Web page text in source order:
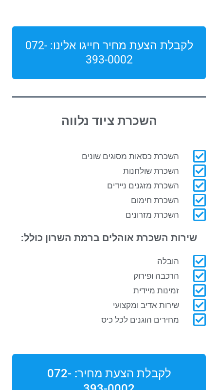
לקבלת הצעת מחיר חייגו אלינו: 072-
393-0002
השכרת ציוד נלווה
השכרת כסאות מסוגים שונים
השכרת שולחנות
השכרת מזגנים ניידים
השכרת חימום
השכרת מזרונים
שירות השכרת אוהלים ברמת השרון כולל:
הובלה
הרכבה ופירוק
זמינות מיידית
שירות אדיב ומקצועי
מחירים הוגנים לכל כיס
לקבלת הצעת מחיר: 072-